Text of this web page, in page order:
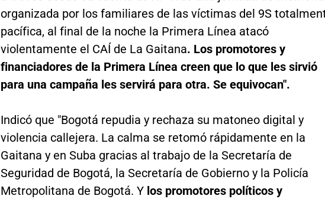
organizada por los familiares de las víctimas del 9S
pacífica, al final de la noche la Primera Línea atacó
violentamente el CAÍ de La Gaitana. Los promotores y
financiadores de la Primera Línea creen que lo que les sirvió
para una campaña les servirá para otra. Se equivocan".
Indicó que "Bogotá repudia y rechaza su matoneo digital y
violencia callejera. La calma se retomó rápidamente en la
Gaitana y en Suba gracias al trabajo de la Secretaría de
Seguridad de Bogotá, la Secretaría de Gobierno y la Policía
Metropolitana de Bogotá. Y los promotores políticos y